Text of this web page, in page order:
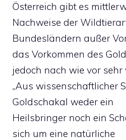
Österreich gibt es
Nachweise der
Bundesländern außer
das Vorkommen des
jedoch nach wie vor sehr
„Aus wissenschaftlicher
Goldschakal weder ein
Heilsbringer noch ein
sich um eine natürliche